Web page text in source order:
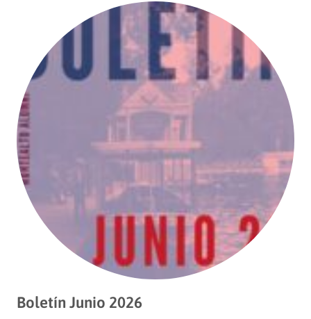
Boletín Junio 2026